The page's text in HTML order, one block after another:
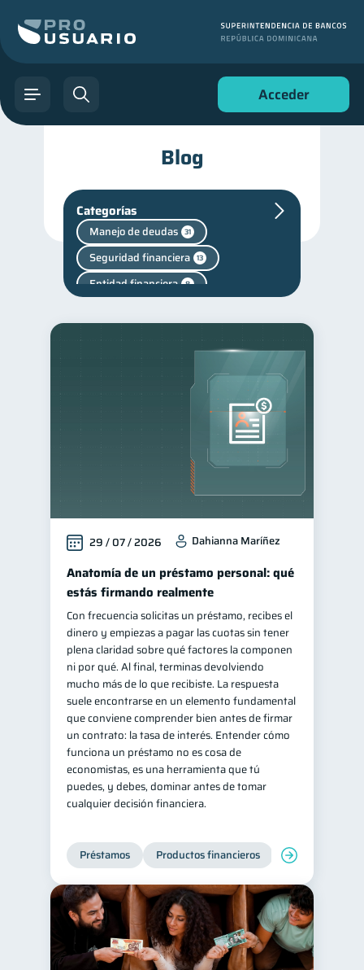
Acceder
Blog
Categorías
Manejo de deudas 31
Seguridad financiera 13
Entidad financiera 8
30
25
22
Bienestar financiero 22
Finanzas para mujeres 20
Salud financiera 12
Productos financieros 11
Organización Financiera 10
Deudas 10 Préstamos 8
Ahorro Consejos
Tarjeta de crédito 6
Historial crediticio
Servicios 4
Derechos & Deberes
Vacaciones 2
Cuenta Abandonada 2
Inversiones 2
Cuenta Inactiva 1
Finanzas Personales
Finanzas en Pareja 1
29 / 07 / 2026 Dahianna Maríñez
Anatomía de un préstamo personal: qué
estás firmando realmente
Con frecuencia solicitas un préstamo, recibes el
dinero y empiezas a pagar las cuotas sin tener
plena claridad sobre qué factores la componen
ni por qué. Al final, terminas devolviendo
mucho más de lo que recibiste. La respuesta
suele encontrarse en un elemento fundamental
que conviene comprender bien antes de firmar
un contrato: la tasa de interés. Entender cómo
funciona un préstamo no es cosa de
economistas, es una herramienta que tú
puedes, y debes, dominar antes de tomar
cualquier decisión financiera.
Préstamos Productos financieros Manejo de